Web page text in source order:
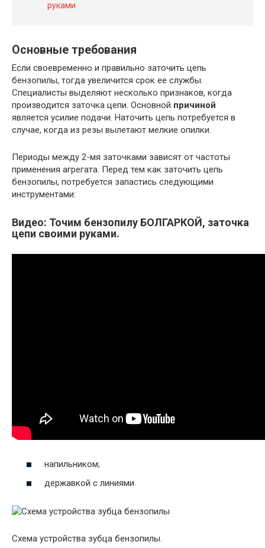
руками
Основные требования
Если своевременно и правильно заточить цепь
бензопилы, тогда увеличится срок ее службы.
Специалисты выделяют несколько признаков, когда
производится заточка цепи. Основной причиной
является усилие подачи. Наточить цепь потребуется в
случае, когда из резы вылетают мелкие опилки.
Периоды между 2-мя заточками зависят от частоты
применения агрегата. Перед тем как заточить цепь
бензопилы, потребуется запастись следующими
инструментами:
Видео: Точим бензопилу БОЛГАРКОЙ, заточка
цепи своими руками.
напильником;
державкой с линиями.
Схема устройства зубца бензопилы.